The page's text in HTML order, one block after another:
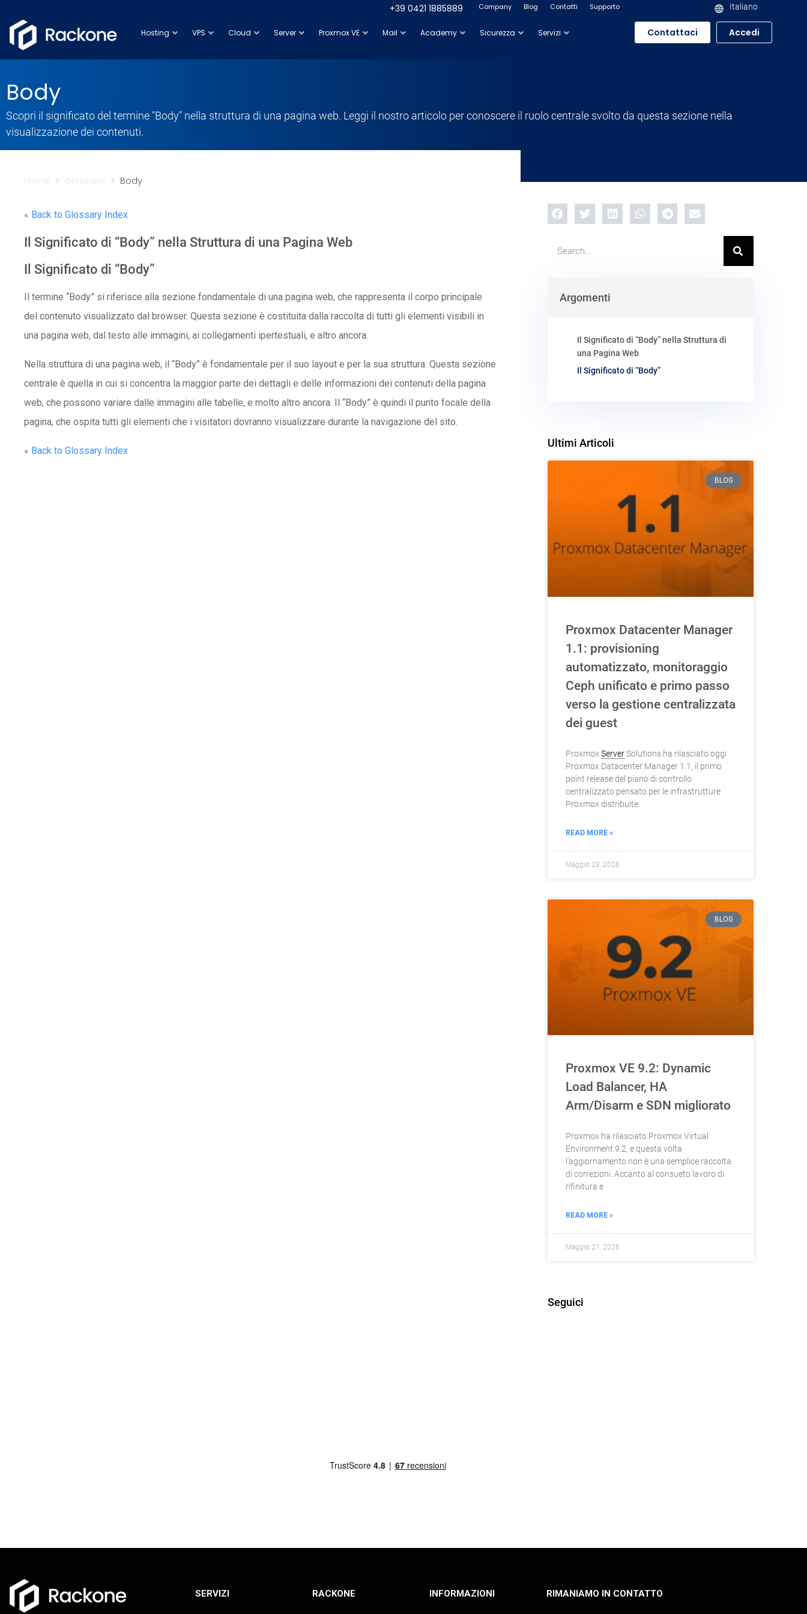
+39 0421 1885889 Company Blog Contatti Supporto Italiano
Hosting VPS Cloud Server Proxmox VE Mail Academy Sicurezza Servizi Contattaci Accedi
Body
Scopri il significato del termine "Body" nella struttura di una pagina web. Leggi il nostro articolo per conoscere il ruolo centrale svolto da questa sezione nella
visualizzazione dei contenuti.
Home Glossario Body
« Back to Glossary Index
Il Significato di “Body” nella Struttura di una Pagina Web
Il Significato di “Body”
Il termine “Body” si riferisce alla sezione fondamentale di una pagina web, che rappresenta il corpo principale
del contenuto visualizzato dal browser. Questa sezione è costituita dalla raccolta di tutti gli elementi visibili in
una pagina web, dal testo alle immagini, ai collegamenti ipertestuali, e altro ancora.
Nella struttura di una pagina web, il “Body” è fondamentale per il suo layout e per la sua struttura. Questa sezione
centrale è quella in cui si concentra la maggior parte dei dettagli e delle informazioni dei contenuti della pagina
web, che possono variare dalle immagini alle tabelle, e molto altro ancora. Il “Body” è quindi il punto focale della
pagina, che ospita tutti gli elementi che i visitatori dovranno visualizzare durante la navigazione del sito.
« Back to Glossary Index
Argomenti
Il Significato di “Body” nella Struttura di
una Pagina Web
Il Significato di “Body”
Ultimi Articoli
BLOG
Proxmox Datacenter Manager
1.1: provisioning
automatizzato, monitoraggio
Ceph unificato e primo passo
verso la gestione centralizzata
dei guest
Proxmox ServerSolutions ha rilasciato oggi
Proxmox Datacenter Manager 1.1, il primo
point release del piano di controllo
centralizzato pensato per le infrastrutture
Proxmox distribuite.
READ MORE »
Maggio 28, 2026
BLOG
Proxmox VE 9.2: Dynamic
Load Balancer, HA
Arm/Disarm e SDN migliorato
Proxmox ha rilasciato Proxmox Virtual
Environment 9.2, e questa volta
l’aggiornamento non è una semplice raccolta
di correzioni. Accanto al consueto lavoro di
rifinitura e
READ MORE »
Maggio 21, 2026
Seguici
SERVIZI RACKONE INFORMAZIONI RIMANIAMO IN CONTATTO